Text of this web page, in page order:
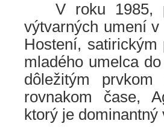
V roku 1985,
výtvarných umení
Hostení,
mladého umelca
dôležitým
rovnakom čase,
ktorý je